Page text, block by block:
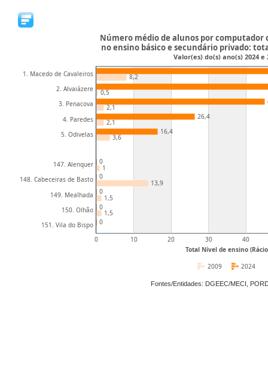
Total Nível de ensino
0 10 20 30 40
1. Macedo de Cavaleiros
2. Alvaiázere
3. Penacova
4. Paredes
5. Odivelas
147. Alenquer
148. Cabeceiras de Basto
149. Mealhada
150. Olhão
151. Vila do Bispo
26,4
16,4
0
0
0
0
0
8,2
0,5
2,1
2,1
3,6
1
13,9
1,5
1,5
Número médio de alunos por
no ensino básico e secundário privado:
Valor(es) do(s) ano(s) 2024 e
2024
2009
Fontes/Entidades: DGEEC/MECI,